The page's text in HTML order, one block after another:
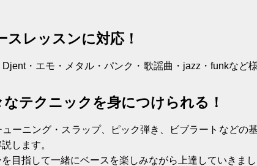
レッスンに対応！
・エモ・メタル・パンク・歌謡曲・jazz・funkなど
テクニックを身につけられる！
ーニング・スラップ、ピック弾き、ビブラートなどの
します。
目指して一緒にベースを楽しみながら上達していきまし